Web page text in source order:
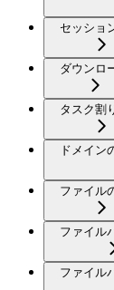
セッショ
ダウンロ
タスク割
ドメイン
ファイル
ファイル
ファイル